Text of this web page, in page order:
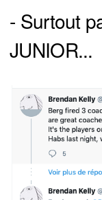
- Surtout
JUNIOR...